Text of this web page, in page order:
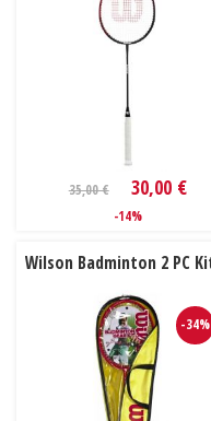
35,00 € 30,00 €
-14%
-34%